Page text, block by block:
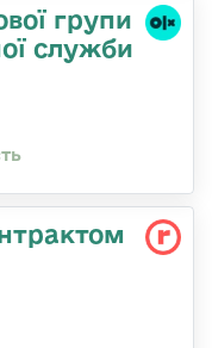
групи
служби